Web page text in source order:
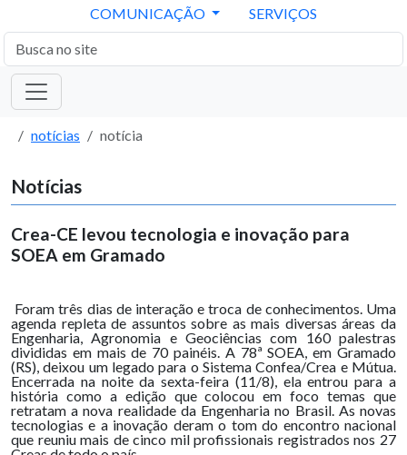
COMUNICAÇÃO SERVIÇOS
notícias notícia
Notícias
Crea-CE levou tecnologia e inovação para
SOEA em Gramado
Foram três dias de interação e troca de conhecimentos. Uma
agenda repleta de assuntos sobre as mais diversas áreas da
Engenharia, Agronomia e Geociências com 160 palestras
divididas em mais de 70 painéis. A 78ª SOEA, em Gramado
(RS), deixou um legado para o Sistema Confea/Crea e Mútua.
Encerrada na noite da sexta-feira (11/8), ela entrou para a
história como a edição que colocou em foco temas que
retratam a nova realidade da Engenharia no Brasil. As novas
tecnologias e a inovação deram o tom do encontro nacional
que reuniu mais de cinco mil profissionais registrados nos 27